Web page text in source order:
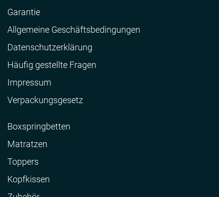
Garantie
Allgemeine Geschäftsbedingungen
Datenschutzerklärung
Häufig gestellte Fragen
Impressum
Verpackungsgesetz
Boxspringbetten
Matratzen
Toppers
Kopfkissen